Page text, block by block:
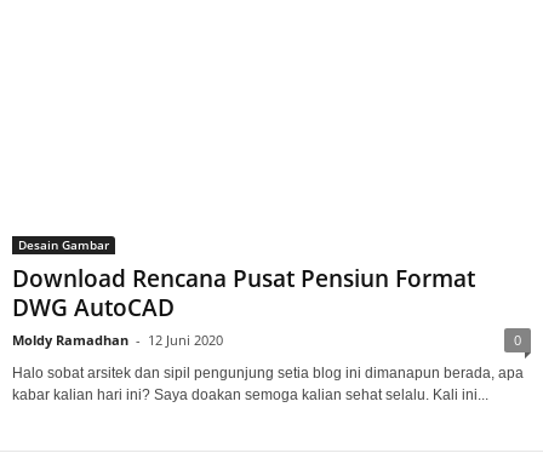
Desain Gambar
Download Rencana Pusat Pensiun Format
DWG AutoCAD
Moldy Ramadhan - 12 Juni 2020 0
Halo sobat arsitek dan sipil pengunjung setia blog ini dimanapun berada, apa
kabar kalian hari ini? Saya doakan semoga kalian sehat selalu. Kali ini...